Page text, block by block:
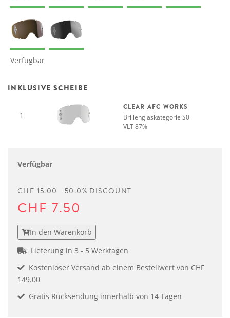
Verfügbar
INKLUSIVE SCHEIBE
1
CLEAR AFC WORKS
Brillenglaskategorie S0
VLT 87%
Verfügbar
CHF 15.00 50.0% DISCOUNT
CHF 7.50
In den Warenkorb
Lieferung in 3 - 5 Werktagen
Kostenloser Versand ab einem Bestellwert von CHF
149.00
Gratis Rücksendung innerhalb von 14 Tagen